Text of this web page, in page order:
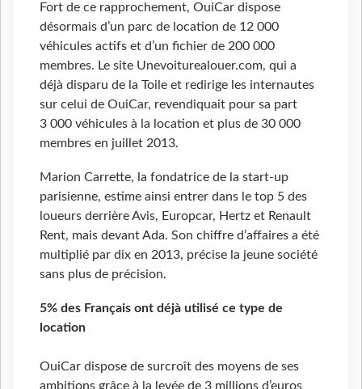
Fort de ce rapprochement, OuiCar dispose
désormais d’un parc de location de 12 000
véhicules actifs et d’un fichier de 200 000
membres. Le site Unevoiturealouer.com, qui a
déjà disparu de la Toile et redirige les internautes
sur celui de OuiCar, revendiquait pour sa part
3 000 véhicules à la location et plus de 30 000
membres en juillet 2013.
Marion Carrette, la fondatrice de la start-up
parisienne, estime ainsi entrer dans le top 5 des
loueurs derrière Avis, Europcar, Hertz et Renault
Rent, mais devant Ada. Son chiffre d’affaires a été
multiplié par dix en 2013, précise la jeune société
sans plus de précision.
5% des Français ont déjà utilisé ce type de
location
OuiCar dispose de surcroît des moyens de ses
ambitions grâce à la levée de 3 millions d’euros